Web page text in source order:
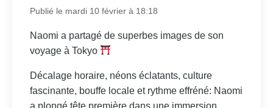
Publié le mardi 10 février à 18:18
Naomi a partagé de superbes images de son
voyage à Tokyo
Décalage horaire, néons éclatants, culture
fascinante, bouffe locale et rythme effréné: Naomi
a plongé tête première dans une immersion